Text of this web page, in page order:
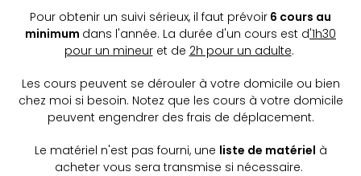
Pour obtenir un suivi sérieux, il faut prévoir 6 cours au
minimum dans l'année. La durée d'un cours est d'1h30
pour un mineuret de 2h pour un adulte.
Les cours peuvent se dérouler à votre domicile ou bien
chez moi si besoin. Notez que les cours à votre domicile
peuvent engendrer des frais de déplacement.
Le matériel n'est pas fourni, une liste de matériel à
acheter vous sera transmise si nécessaire.